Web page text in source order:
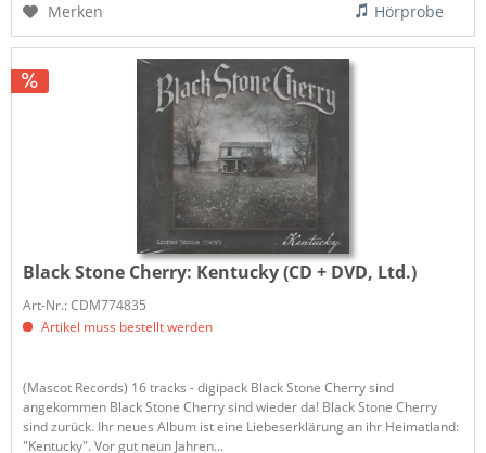
Merken Hörprobe
Black Stone Cherry: Kentucky (CD + DVD, Ltd.)
Art-Nr.: CDM774835
Artikel muss bestellt werden
(Mascot Records) 16 tracks - digipack Black Stone Cherry sind
angekommen Black Stone Cherry sind wieder da! Black Stone Cherry
sind zurück. Ihr neues Album ist eine Liebeserklärung an ihr Heimatland:
"Kentucky". Vor gut neun Jahren...